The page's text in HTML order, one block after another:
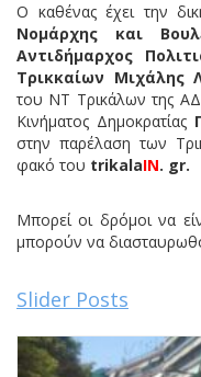
Ο καθένας έχει την
Νομάρχης και
Αντιδήμαρχος
Τρικκαίων Μιχάλης
του ΝΤ Τρικάλων της
Κινήματος Δημοκρατίας
στην παρέλαση των
φακό του trikalaIN. gr.
Μπορεί οι δρόμοι να
μπορούν να
Slider Posts